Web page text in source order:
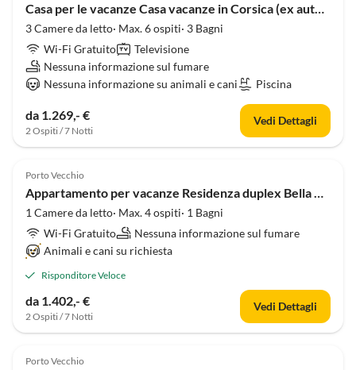
Casa per le vacanze Casa vacanze in Corsica (ex autentico ovile corso) con piscina
3 Camere da letto· Max. 6 ospiti· 3 Bagni
Wi-Fi Gratuito
Televisione
Nessuna informazione sul fumare
Nessuna informazione su animali e cani
Piscina
da 1.269,- €
2 Ospiti / 7 Notti
Vedi Dettagli
Porto Vecchio
Appartamento per vacanze Residenza duplex Bella Vista sulla spiaggia di Santa Giulia
1 Camere da letto· Max. 4 ospiti· 1 Bagni
Wi-Fi Gratuito
Nessuna informazione sul fumare
Animali e cani su richiesta
Risponditore Veloce
da 1.402,- €
2 Ospiti / 7 Notti
Vedi Dettagli
Porto Vecchio